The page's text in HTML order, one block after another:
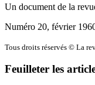
Un document de la
Numéro 20, février
Tous droits réservés © La
Feuilleter les